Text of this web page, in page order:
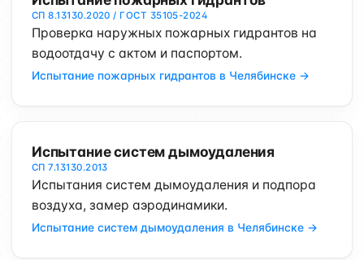
СП 8.13130.2020 / ГОСТ 35105-2024
Проверка наружных пожарных гидрантов на
водоотдачу с актом и паспортом.
Испытание пожарных гидрантов в Челябинске →
Испытание систем дымоудаления
СП 7.13130.2013
Испытания систем дымоудаления и подпора
воздуха, замер аэродинамики.
Испытание систем дымоудаления в Челябинске →